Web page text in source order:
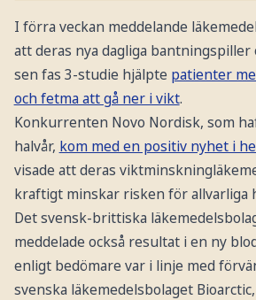
I förra veckan meddelande
att deras nya dagliga
sen fas 3-studie hjälpte patienter
och fetma att gå ner i vikt.
Konkurrenten Novo Nordisk, som
halvår, kom med en positiv nyhet i
visade att deras
kraftigt minskar risken för allvarliga
Det svensk-brittiska
meddelade också resultat i en ny
enligt bedömare var i linje med
svenska läkemedelsbolaget